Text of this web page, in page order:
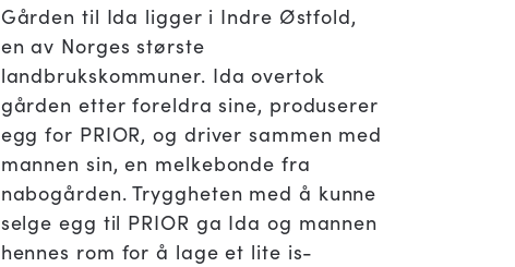
Gården til Ida ligger i Indre Østfold,
en av Norges største
landbrukskommuner. Ida overtok
gården etter foreldra sine, produserer
egg for PRIOR, og driver sammen med
mannen sin, en melkebonde fra
nabogården. Tryggheten med å kunne
selge egg til PRIOR ga Ida og mannen
hennes rom for å lage et lite is-